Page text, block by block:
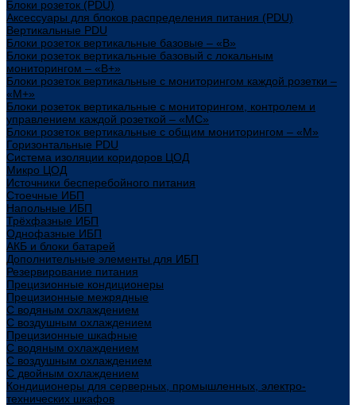
Блоки розеток (PDU)
Аксессуары для блоков распределения питания (PDU)
Вертикальные PDU
Блоки розеток вертикальные базовые – «В»
Блоки розеток вертикальные базовый с локальным
мониторингом – «В+»
Блоки розеток вертикальные с мониторингом каждой розетки –
«М+»
Блоки розеток вертикальные с мониторингом, контролем и
управлением каждой розеткой – «МС»
Блоки розеток вертикальные с общим мониторингом – «М»
Горизонтальные PDU
Система изоляции коридоров ЦОД
Микро ЦОД
Источники бесперебойного питания
Стоечные ИБП
Напольные ИБП
Трёхфазные ИБП
Однофазные ИБП
АКБ и блоки батарей
Дополнительные элементы для ИБП
Резервирование питания
Прецизионные кондиционеры
Прецизионные межрядные
С водяным охлаждением
С воздушным охлаждением
Прецизионные шкафные
С водяным охлаждением
С воздушным охлаждением
С двойным охлаждением
Кондиционеры для серверных, промышленных, электро-
технических шкафов